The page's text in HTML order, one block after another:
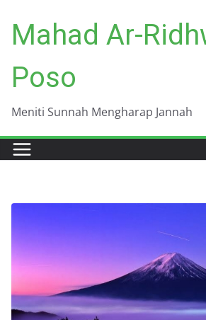
content
Mahad Ar-
Poso
Meniti Sunnah Mengharap Jannah